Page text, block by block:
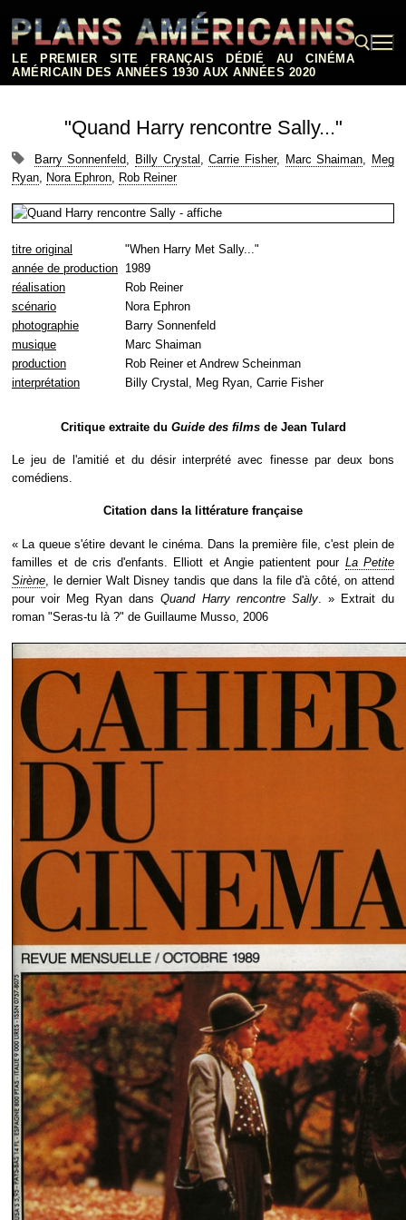
contenu
LE PREMIER SITE FRANÇAIS DÉDIÉ AU CINÉMA
AMÉRICAIN DES ANNÉES 1930 AUX ANNÉES 2020
"Quand Harry rencontre Sally..."
Barry Sonnenfeld, Billy Crystal ,Carrie Fisher, Marc Shaiman, Meg
Ryan, Nora Ephron, Rob Reiner
titre original
"When Harry Met Sally..."
année de production 1989
réalisation
Rob Reiner
scénario
Nora Ephron
photographie
Barry Sonnenfeld
musique
Marc Shaiman
production
Rob Reiner et Andrew Scheinman
interprétation
Billy Crystal, Meg Ryan, Carrie Fisher
Critique extraite du Guide des filmsde Jean Tulard
Le jeu de l'amitié et du désir interprété avec finesse par deux bons
comédiens.
Citation dans la littérature française
« La queue s'étire devant le cinéma. Dans la première file, c'est plein de
familles et de cris d'enfants. Elliott et Angie patientent pour La Petite
Sirène , le dernier Walt Disney tandis que dans la file d'à côté, on attend
pour voir Meg Ryan dansQuand Harry rencontre Sally. » Extrait du
roman "Seras-tu là ?" de Guillaume Musso, 2006